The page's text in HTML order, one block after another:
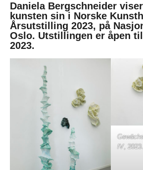
Daniela Bergschneider
kunsten sin i Norske
Årsutstilling 2023, på
Oslo. Utstillingen er åpen
2023.
IV,